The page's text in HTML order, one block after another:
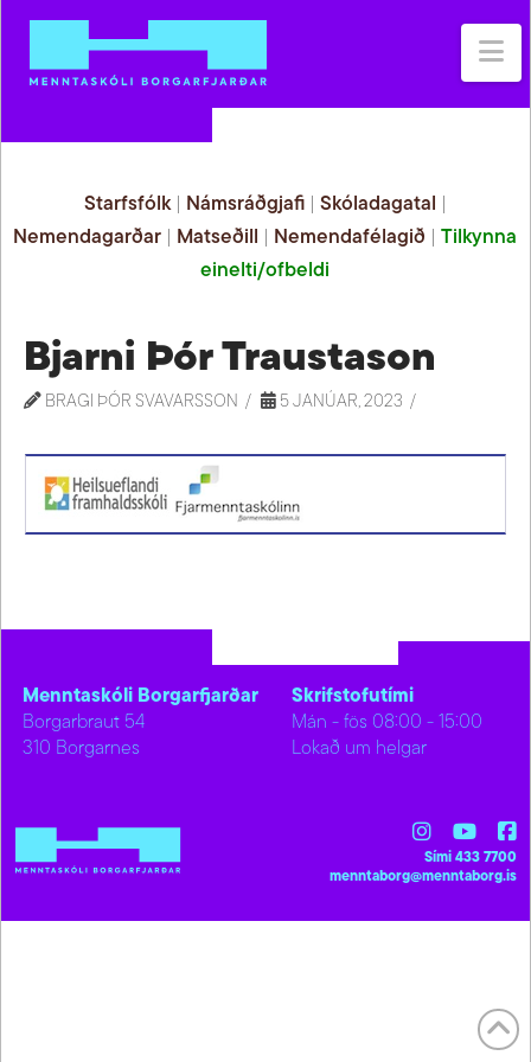
Starfsfólk| Námsráðgjafi| Skóladagatal
Nemendagarðar
Matseðill Nemendafélagið |Tilkynna
einelti/ofbeldi
Bjarni Þór Traustason
BRAGI ÞÓR SVAVARSSON 5 JANÚAR, 2023
Menntaskóli Borgarfjarðar
Borgarbraut 54
310 Borgarnes
Skrifstofutími
Mán - fös 08:00 - 15:00
Lokað um helgar
Sími 433 7700
menntaborg@menntaborg.is